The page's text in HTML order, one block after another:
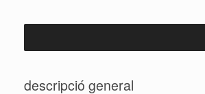
descripció general